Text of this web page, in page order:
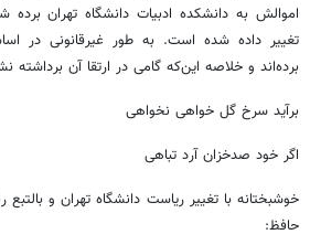
اموالش به دانشکده ادبیات دانشگاه تهران
تغییر داده شده است. به طور غیرقانونی در
برده‌اند و خلاصه این‌که گامی در ارتقا آن
برآید سرخ گل خواهی نخواهی
اگر خود صدخزان آرد تباهی
خوشبختانه با تغییر ریاست دانشگاه تهران و
حافظ: